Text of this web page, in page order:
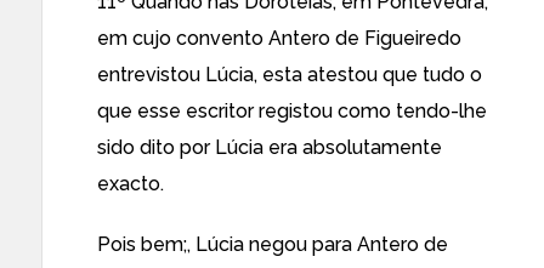
em cujo convento Antero de Figueiredo
entrevistou Lúcia, esta atestou que tudo o
que esse escritor registou como tendo-lhe
sido dito por Lúcia era absolutamente
exacto.
Pois bem;, Lúcia negou para Antero de